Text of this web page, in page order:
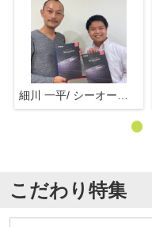
こだわり特集